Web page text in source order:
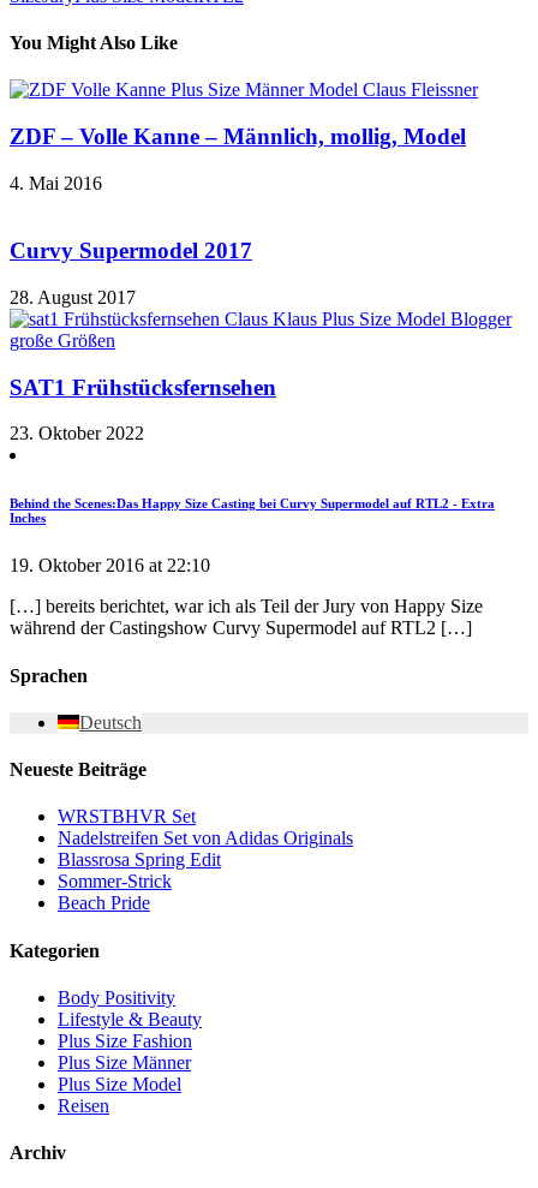
You Might Also Like
ZDF – Volle Kanne – Männlich, mollig, Model
4. Mai 2016
Curvy Supermodel 2017
28. August 2017
SAT1 Frühstücksfernsehen
23. Oktober 2022
Behind the Scenes:Das Happy Size Casting bei Curvy Supermodel auf RTL2 - Extra
Inches
19. Oktober 2016 at 22:10
[…] bereits berichtet, war ich als Teil der Jury von Happy Size
während der Castingshow Curvy Supermodel auf RTL2 […]
Sprachen
Deutsch
Neueste Beiträge
WRSTBHVR Set
Nadelstreifen Set von Adidas Originals
Blassrosa Spring Edit
Sommer-Strick
Beach Pride
Kategorien
Body Positivity
Lifestyle & Beauty
Plus Size Fashion
Plus Size Männer
Plus Size Model
Reisen
Archiv